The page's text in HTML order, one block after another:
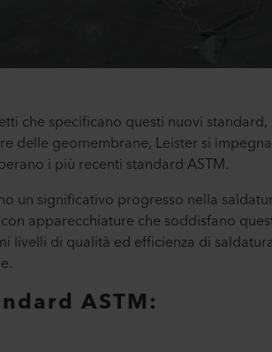
che specificano questi nuovi
delle geomembrane, Leister si
i più recenti standard ASTM.
un significativo progresso nella
apparecchiature che soddisfano
livelli di qualità ed efficienza di
ASTM: